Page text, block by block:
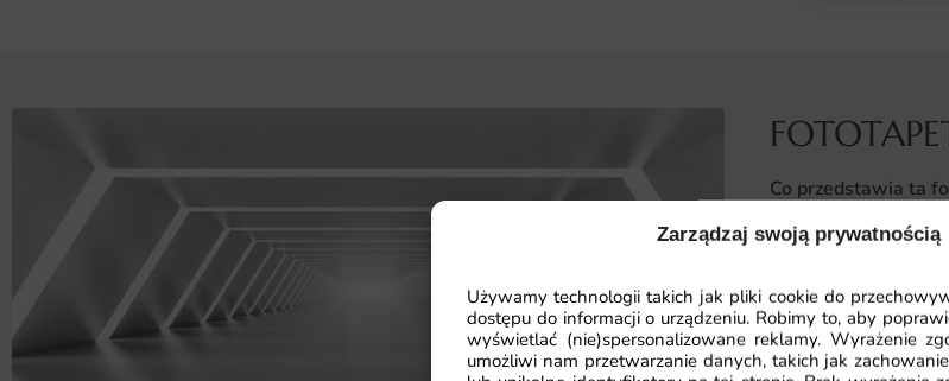
Zarządzaj swoją prywatnością
Używamy technologii takich jak pliki cookie do
dostępu do informacji o urządzeniu. Robimy to, aby
wyświetlać (nie)spersonalizowane reklamy. Wyrażenie
umożliwi nam przetwarzanie danych, takich jak
Co przedstawia ta
Świetlny korytarz
i wprowadza do
biegnące w dal linie
charakteru.
Subtelna gra